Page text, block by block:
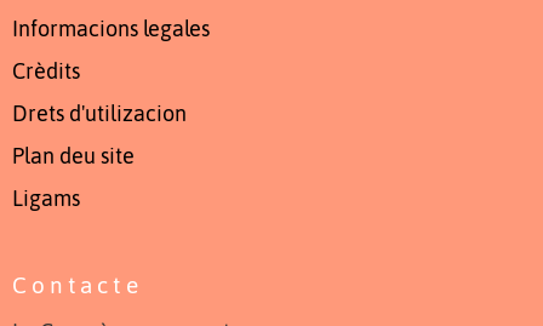
Informacions legales
Crèdits
Drets d'utilizacion
Plan deu site
Ligams
Contacte